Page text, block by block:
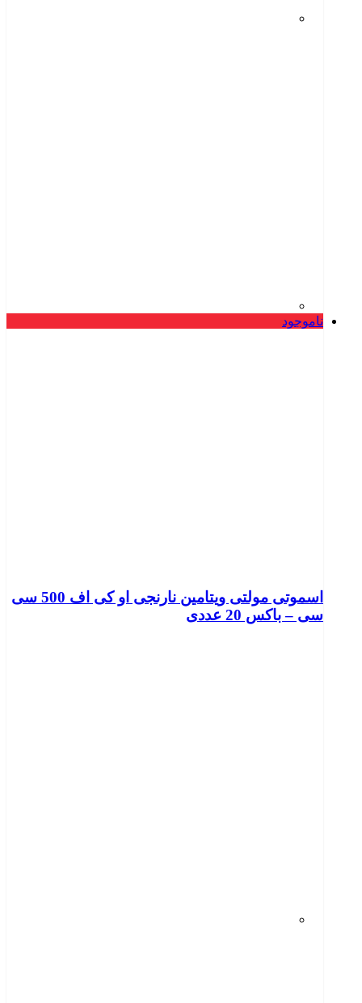
ناموجود
اسموتی مولتی ویتامین نارنجی او کی اف 500 سی
سی – باکس 20 عددی